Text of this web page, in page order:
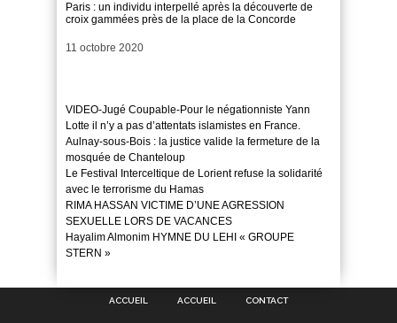
Paris : un individu interpellé après la découverte de
croix gammées près de la place de la Concorde
Date
11 octobre 2020
VIDEO-Jugé Coupable-Pour le négationniste Yann
Lotte il n’y a pas d’attentats islamistes en France.
Aulnay-sous-Bois : la justice valide la fermeture de la
mosquée de Chanteloup
Le Festival Interceltique de Lorient refuse la solidarité
avec le terrorisme du Hamas
RIMA HASSAN VICTIME D’UNE AGRESSION
SEXUELLE LORS DE VACANCES
Hayalim Almonim HYMNE DU LEHI « GROUPE
STERN »
ACCUEIL ACCUEIL CONTACT